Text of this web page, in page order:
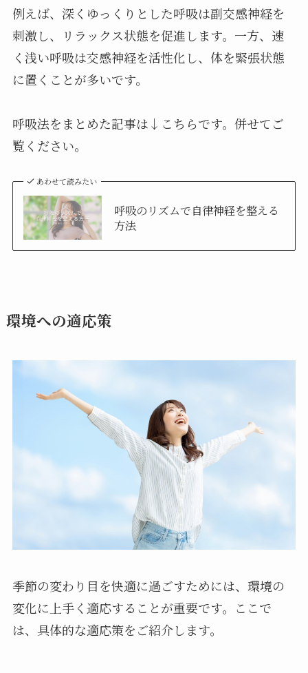
例えば、深くゆっくりとした呼吸は副交感神経を
刺激し、リラックス状態を促進します。一方、速
く浅い呼吸は交感神経を活性化し、体を緊張状態
に置くことが多いです。
呼吸法をまとめた記事は↓こちらです。併せてご
覧ください。
あわせて読みたい
呼吸のリズムで自律神経を整える
方法
環境への適応策
季節の変わり目を快適に過ごすためには、環境の
変化に上手く適応することが重要です。ここで
は、具体的な適応策をご紹介します。